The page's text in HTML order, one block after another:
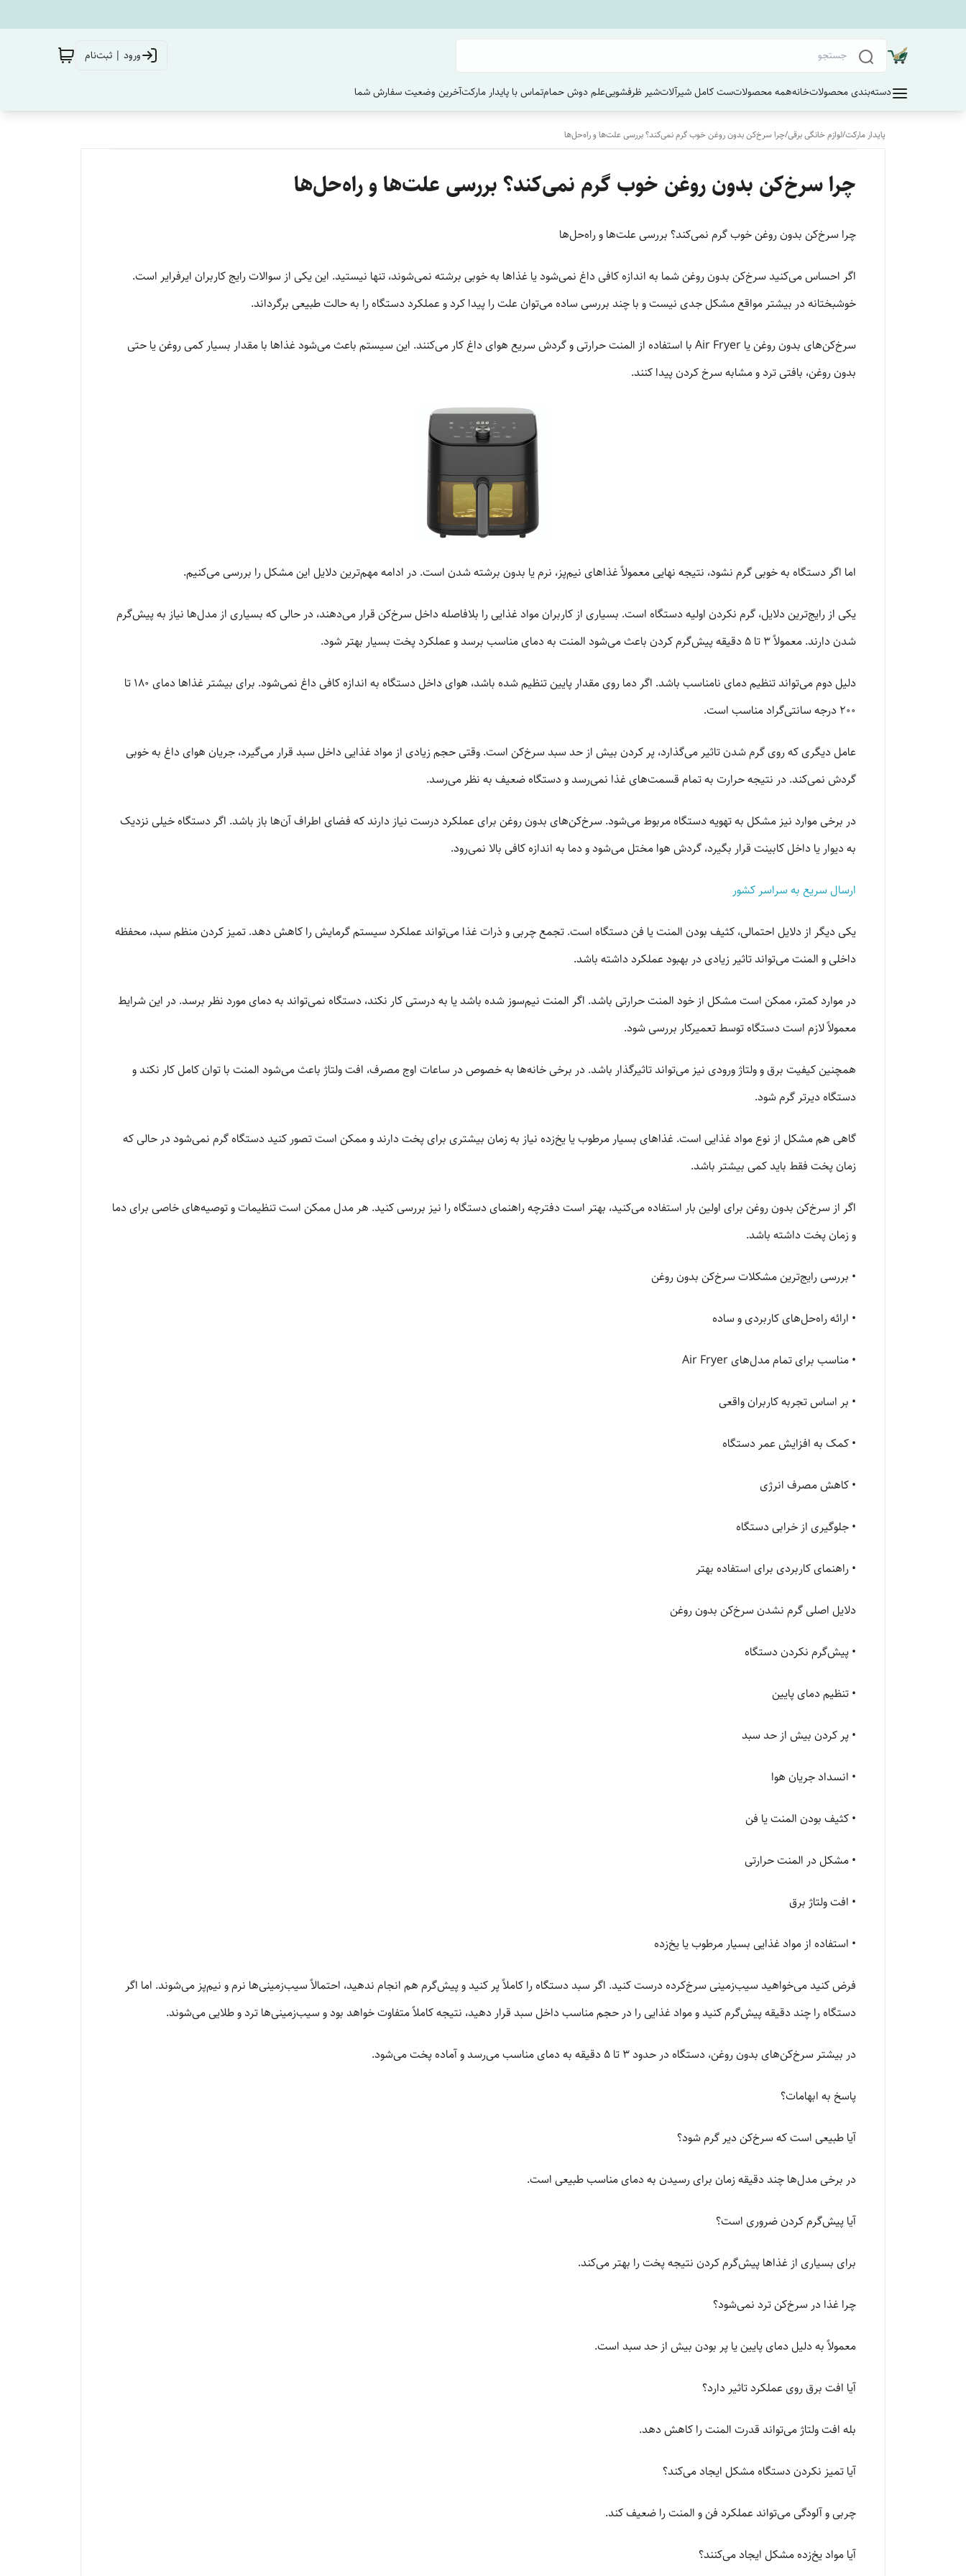
ورود | ثبت‌نام
دسته‌بندی محصولاتخانههمه محصولاتست کامل شیرآلاتشیر ظرفشوییعلم دوش حمامتماس با پایدار مارکتآخرین وضعیت سفارش‌ شما
پایدار مارکت/لوازم خانگی برقی/چرا سرخ‌کن بدون روغن خوب گرم نمی‌کند؟ بررسی علت‌ها و راه‌حل‌ها
چرا سرخ‌کن بدون روغن خوب گرم نمی‌کند؟ بررسی علت‌ها و راه‌حل‌ها
چرا سرخ‌کن بدون روغن خوب گرم نمی‌کند؟ بررسی علت‌ها و راه‌حل‌ها
اگر احساس می‌کنید سرخ‌کن بدون روغن شما به اندازه کافی داغ نمی‌شود یا غذاها به خوبی برشته نمی‌شوند، تنها نیستید. این یکی از سوالات رایج کاربران ایرفرایر است.
خوشبختانه در بیشتر مواقع مشکل جدی نیست و با چند بررسی ساده می‌توان علت را پیدا کرد و عملکرد دستگاه را به حالت طبیعی برگرداند.
سرخ‌کن‌های بدون روغن یا Air Fryer با استفاده از المنت حرارتی و گردش سریع هوای داغ کار می‌کنند. این سیستم باعث می‌شود غذاها با مقدار بسیار کمی روغن یا حتی
بدون روغن، بافتی ترد و مشابه سرخ کردن پیدا کنند.
اما اگر دستگاه به خوبی گرم نشود، نتیجه نهایی معمولاً غذاهای نیم‌پز، نرم یا بدون برشته شدن است. در ادامه مهم‌ترین دلایل این مشکل را بررسی می‌کنیم.
یکی از رایج‌ترین دلایل، گرم نکردن اولیه دستگاه است. بسیاری از کاربران مواد غذایی را بلافاصله داخل سرخ‌کن قرار می‌دهند، در حالی که بسیاری از مدل‌ها نیاز به پیش‌گرم
شدن دارند. معمولاً 3 تا 5 دقیقه پیش‌گرم کردن باعث می‌شود المنت به دمای مناسب برسد و عملکرد پخت بسیار بهتر شود.
دلیل دوم می‌تواند تنظیم دمای نامناسب باشد. اگر دما روی مقدار پایین تنظیم شده باشد، هوای داخل دستگاه به اندازه کافی داغ نمی‌شود. برای بیشتر غذاها دمای 180 تا
200 درجه سانتی‌گراد مناسب است.
عامل دیگری که روی گرم شدن تاثیر می‌گذارد، پر کردن بیش از حد سبد سرخ‌کن است. وقتی حجم زیادی از مواد غذایی داخل سبد قرار می‌گیرد، جریان هوای داغ به خوبی
گردش نمی‌کند. در نتیجه حرارت به تمام قسمت‌های غذا نمی‌رسد و دستگاه ضعیف به نظر می‌رسد.
در برخی موارد نیز مشکل به تهویه دستگاه مربوط می‌شود. سرخ‌کن‌های بدون روغن برای عملکرد درست نیاز دارند که فضای اطراف آن‌ها باز باشد. اگر دستگاه خیلی نزدیک
به دیوار یا داخل کابینت قرار بگیرد، گردش هوا مختل می‌شود و دما به اندازه کافی بالا نمی‌رود.
ارسال سریع به سراسر کشور
یکی دیگر از دلایل احتمالی، کثیف بودن المنت یا فن دستگاه است. تجمع چربی و ذرات غذا می‌تواند عملکرد سیستم گرمایش را کاهش دهد. تمیز کردن منظم سبد، محفظه
داخلی و المنت می‌تواند تاثیر زیادی در بهبود عملکرد داشته باشد.
در موارد کمتر، ممکن است مشکل از خود المنت حرارتی باشد. اگر المنت نیم‌سوز شده باشد یا به درستی کار نکند، دستگاه نمی‌تواند به دمای مورد نظر برسد. در این شرایط
معمولاً لازم است دستگاه توسط تعمیرکار بررسی شود.
همچنین کیفیت برق و ولتاژ ورودی نیز می‌تواند تاثیرگذار باشد. در برخی خانه‌ها به خصوص در ساعات اوج مصرف، افت ولتاژ باعث می‌شود المنت با توان کامل کار نکند و
دستگاه دیرتر گرم شود.
گاهی هم مشکل از نوع مواد غذایی است. غذاهای بسیار مرطوب یا یخ‌زده نیاز به زمان بیشتری برای پخت دارند و ممکن است تصور کنید دستگاه گرم نمی‌شود در حالی که
زمان پخت فقط باید کمی بیشتر باشد.
اگر از سرخ‌کن بدون روغن برای اولین بار استفاده می‌کنید، بهتر است دفترچه راهنمای دستگاه را نیز بررسی کنید. هر مدل ممکن است تنظیمات و توصیه‌های خاصی برای دما
و زمان پخت داشته باشد.
• بررسی رایج‌ترین مشکلات سرخ‌کن بدون روغن
• ارائه راه‌حل‌های کاربردی و ساده
• مناسب برای تمام مدل‌های Air Fryer
• بر اساس تجربه کاربران واقعی
• کمک به افزایش عمر دستگاه
• کاهش مصرف انرژی
• جلوگیری از خرابی دستگاه
• راهنمای کاربردی برای استفاده بهتر
دلایل اصلی گرم نشدن سرخ‌کن بدون روغن
• پیش‌گرم نکردن دستگاه
• تنظیم دمای پایین
• پر کردن بیش از حد سبد
• انسداد جریان هوا
• کثیف بودن المنت یا فن
• مشکل در المنت حرارتی
• افت ولتاژ برق
• استفاده از مواد غذایی بسیار مرطوب یا یخ‌زده
فرض کنید می‌خواهید سیب‌زمینی سرخ‌کرده درست کنید. اگر سبد دستگاه را کاملاً پر کنید و پیش‌گرم هم انجام ندهید، احتمالاً سیب‌زمینی‌ها نرم و نیم‌پز می‌شوند. اما اگر
دستگاه را چند دقیقه پیش‌گرم کنید و مواد غذایی را در حجم مناسب داخل سبد قرار دهید، نتیجه کاملاً متفاوت خواهد بود و سیب‌زمینی‌ها ترد و طلایی می‌شوند.
در بیشتر سرخ‌کن‌های بدون روغن، دستگاه در حدود 3 تا 5 دقیقه به دمای مناسب می‌رسد و آماده پخت می‌شود.
پاسخ به ابهامات؟
آیا طبیعی است که سرخ‌کن دیر گرم شود؟
در برخی مدل‌ها چند دقیقه زمان برای رسیدن به دمای مناسب طبیعی است.
آیا پیش‌گرم کردن ضروری است؟
برای بسیاری از غذاها پیش‌گرم کردن نتیجه پخت را بهتر می‌کند.
چرا غذا در سرخ‌کن ترد نمی‌شود؟
معمولاً به دلیل دمای پایین یا پر بودن بیش از حد سبد است.
آیا افت برق روی عملکرد تاثیر دارد؟
بله افت ولتاژ می‌تواند قدرت المنت را کاهش دهد.
آیا تمیز نکردن دستگاه مشکل ایجاد می‌کند؟
چربی و آلودگی می‌تواند عملکرد فن و المنت را ضعیف کند.
آیا مواد یخ‌زده مشکل ایجاد می‌کنند؟